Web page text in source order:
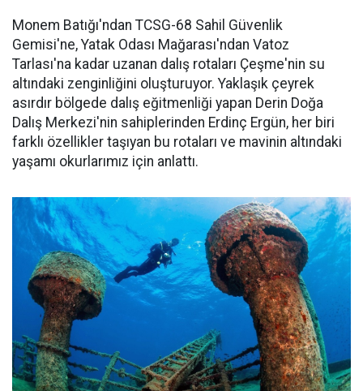
Monem Batığı'ndan TCSG-68 Sahil Güvenlik
Gemisi'ne, Yatak Odası Mağarası'ndan Vatoz
Tarlası'na kadar uzanan dalış rotaları Çeşme'nin su
altındaki zenginliğini oluşturuyor. Yaklaşık çeyrek
asırdır bölgede dalış eğitmenliği yapan Derin Doğa
Dalış Merkezi'nin sahiplerinden Erdinç Ergün, her biri
farklı özellikler taşıyan bu rotaları ve mavinin altındaki
yaşamı okurlarımız için anlattı.